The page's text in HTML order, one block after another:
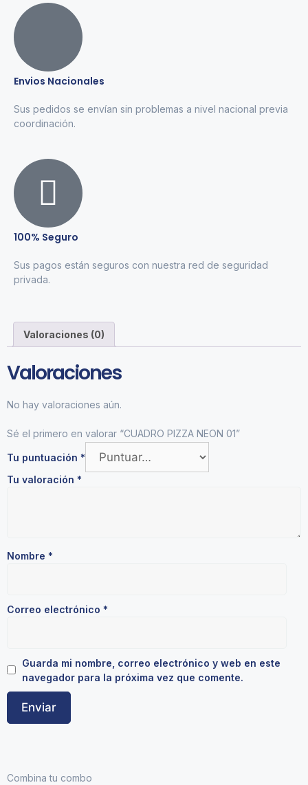
Envios Nacionales
Sus pedidos se envían sin problemas a nivel nacional previa
coordinación.
100% Seguro
Sus pagos están seguros con nuestra red de seguridad
privada.
Valoraciones (0)
Valoraciones
No hay valoraciones aún.
Sé el primero en valorar “CUADRO PIZZA NEON 01”
Tu puntuación *
Tu valoración *
Nombre *
Correo electrónico *
Guarda mi nombre, correo electrónico y web en este
navegador para la próxima vez que comente.
Combina tu combo